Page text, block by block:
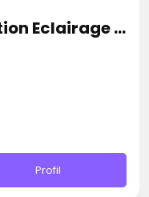
SEADom'85 - Sonorisation Eclairage et Animation d'événements
Profil